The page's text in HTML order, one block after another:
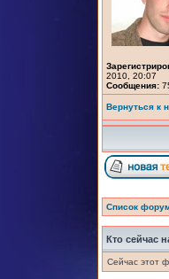
2010, 20:07
Сообщения:
Вернуться к
Список
Кто сейчас
Сейчас этот